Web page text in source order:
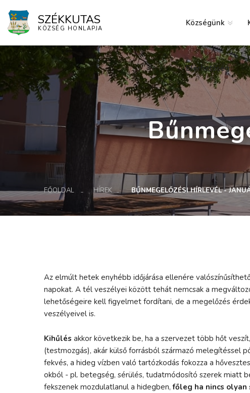
SZÉKKUTAS
KÖZSÉG HONLAPJA
Községünk
Elérhetőség
FŐOLDAL HÍREK BŰNMEGELŐZÉSI HÍRLEVÉL -
Az elmúlt hetek enyhébb időjárása ellenére
napokat. A tél veszélyei között tehát nemcsak a
lehetőségeire kell figyelmet fordítani, de a megelőzés
veszélyeivel is.
Kihűlés akkor következik be, ha a szervezet több hőt
(testmozgás), akár külső forrásból származó melegítéssel
fekvés, a hideg vízben való tartózkodás fokozza a
okból - pl. betegség, sérülés, tudatmódosító szerek miatt
fekszenek mozdulatlanul a hidegben,főleg ha nincs